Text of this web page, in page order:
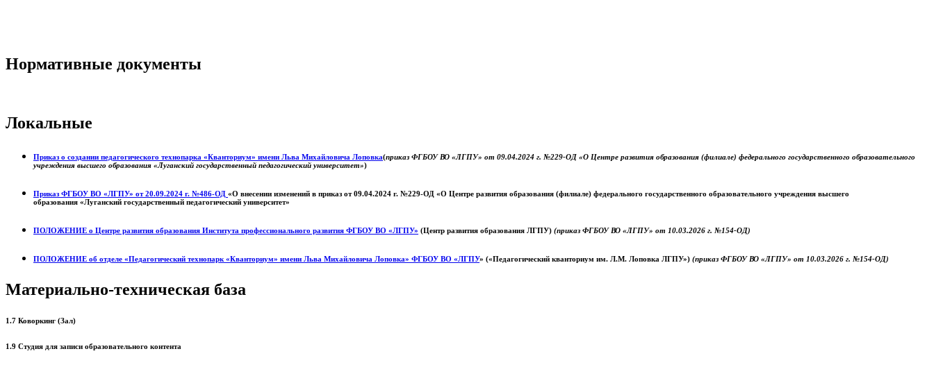
Нормативные документы
Локальные
Приказ о создании педагогического технопарка «Кванториум» имени Льва Михайловича Лоповка(приказ ФГБОУ ВО «ЛГПУ» от 09.04.2024 г. №229-ОД «О Центре развития образования (филиале) федерального государственного образовательного
учреждения высшего образования «Луганский государственный педагогический университет»)
Приказ ФГБОУ ВО «ЛГПУ» от 20.09.2024 г. №486-ОД «О внесении изменений в приказ от 09.04.2024 г. №229-ОД «О Центре развития образования (филиале) федерального государственного образовательного учреждения высшего
образования «Луганский государственный педагогический университет»
ПОЛОЖЕНИЕ о Центре развития образования Института профессионального развития ФГБОУ ВО «ЛГПУ» (Центр развития образования ЛГПУ) (приказ ФГБОУ ВО «ЛГПУ» от 10.03.2026 г. №154-ОД)
ПОЛОЖЕНИЕ об отделе «Педагогический технопарк «Кванториум» имени Льва Михайловича Лоповка» ФГБОУ ВО «ЛГПУ» («Педагогический кванториум им. Л.М. Лоповка ЛГПУ») (приказ ФГБОУ ВО «ЛГПУ» от 10.03.2026 г. №154-ОД)
Материально-техническая база
1.7 Коворкинг (Зал)
1.9 Студия для записи образовательного контента